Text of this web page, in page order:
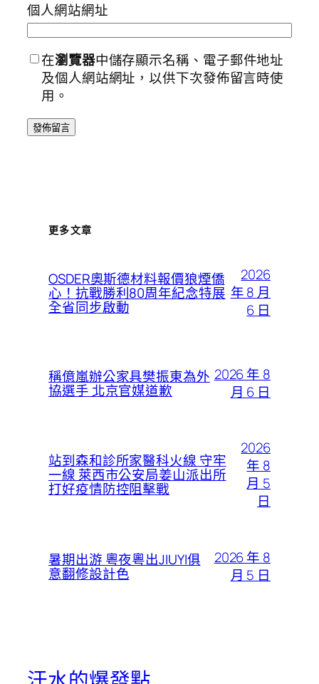
個人網站網址
在瀏覽器中儲存顯示名稱、電子郵件地址
及個人網站網址，以供下次發佈留言時使
用。
更多文章
OSDER奧斯德材料報價狼煙僑
心！抗戰勝利80周年紀念特展
全省同步啟動
2026
年 8 月
6 日
稱億嵐辦公家具樊振東為外
協選手 北京官媒道歉
2026 年 8
月 6 日
站到森和診所家醫科火線 守牢
一線 萊西市公安局姜山派出所
打好疫情防控阻擊戰
2026
年 8
月 5
日
暑期出游 粵夜粵出JIUYI俱
意翻修設計色
2026 年 8
月 5 日